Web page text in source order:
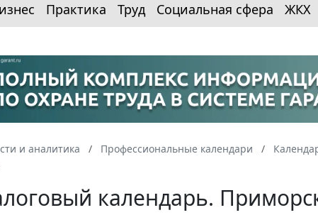
Практика Труд Социальная сфера ЖКХ
и аналитика Профессиональные календари
календарь.